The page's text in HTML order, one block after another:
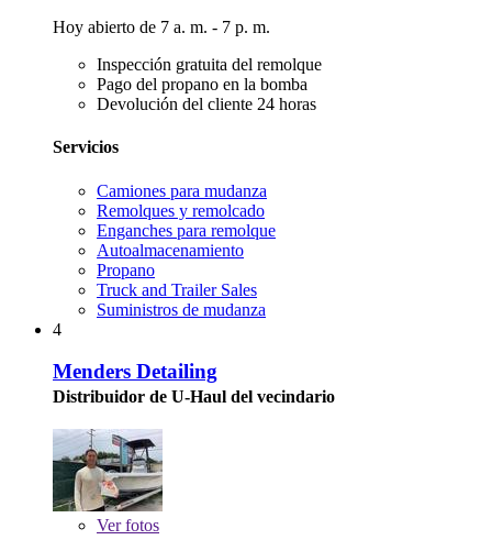
Hoy abierto de 7 a. m. - 7 p. m.
Inspección gratuita del remolque
Pago del propano en la bomba
Devolución del cliente 24 horas
Servicios
Camiones para mudanza
Remolques y remolcado
Enganches para remolque
Autoalmacenamiento
Propano
Truck and Trailer Sales
Suministros de mudanza
4
Menders Detailing
Distribuidor de U-Haul del vecindario
Verfotos